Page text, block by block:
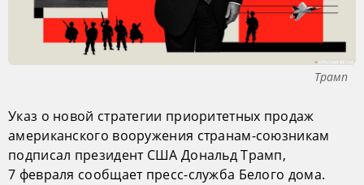
Трамп
Указ о новой стратегии приоритетных продаж
американского вооружения странам-союзникам
подписал президент США Дональд Трамп,
7 февраля сообщает пресс-служба Белого дома.